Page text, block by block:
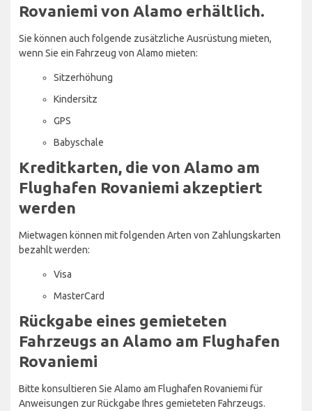
Rovaniemi von Alamo erhältlich.
Sie können auch folgende zusätzliche Ausrüstung mieten,
wenn Sie ein Fahrzeug von Alamo mieten:
Sitzerhöhung
Kindersitz
GPS
Babyschale
Kreditkarten, die von Alamo am
Flughafen Rovaniemi akzeptiert
werden
Mietwagen können mit folgenden Arten von Zahlungskarten
bezahlt werden:
Visa
MasterCard
Rückgabe eines gemieteten
Fahrzeugs an Alamo am Flughafen
Rovaniemi
Bitte konsultieren Sie Alamo am Flughafen Rovaniemi für
Anweisungen zur Rückgabe Ihres gemieteten Fahrzeugs.